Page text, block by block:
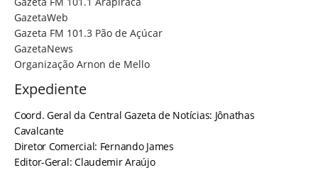
GazetaWeb
Gazeta FM 101.3 Pão de Açúcar
GazetaNews
Organização Arnon de Mello
Expediente
Coord. Geral da Central Gazeta de Notícias: Jônathas
Cavalcante
Diretor Comercial: Fernando James
Editor-Geral: Claudemir Araújo